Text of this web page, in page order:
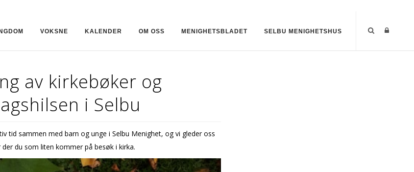
VOKSNE KALENDER OM OSS MENIGHETSBLADET SELBU MENIGHETSHUS
av kirkebøker og
i Selbu
tid sammen med barn og unge i Selbu Menighet, og vi gleder oss
du som liten kommer på besøk i kirka.